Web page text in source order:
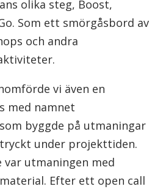
olika steg, Boost,
Som ett smörgåsbord av
och andra
vi även en
med namnet
byggde på utmaningar
under projekttiden.
var utmaningen med
Efter ett open call